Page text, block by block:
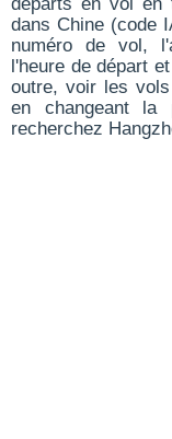
dans Chine (code
numéro de vol,
l'heure de départ
outre, voir les
en changeant la
recherchez